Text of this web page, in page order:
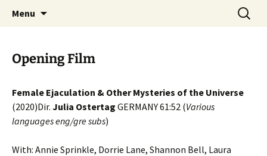
AthensPFF
Menu
Search
for:
Opening Film
Female Ejaculation & Other Mysteries of the Universe
(2020)Dir. Julia Ostertag GERMANY 61:52 (Various
languages eng/gre subs)
With: Annie Sprinkle, Dorrie Lane, Shannon Bell, Laura